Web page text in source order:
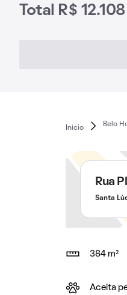
Total R$ 12.108
Início
Belo
Rua
Santa
384 m²
Aceita